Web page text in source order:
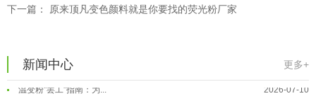
下一篇：
原来顶凡变色颜料就是你要找的荧光粉厂家
新闻中心 更多+
温变粉注塑后表面翻车？粗糙、颗粒...
温变粉大批量保存指南｜做对这几步... 2026-07-17